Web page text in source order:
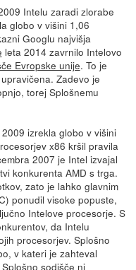
Intelu zaradi zlorabe
globo v višini 1,06
Googlu najvišja
leta 2014 zavrnilo Intelovo
Evropske unije. To je
Zadevo je
torej Splošnemu
izrekla globo v višini
x86 kršil pravila
2007 je Intel izvajal
konkurenta AMD s trga.
zato je lahko glavnim
ponudil visoke popuste,
Intelove procesorje. S
da Intelu
procesorjev. Splošno
v kateri je zahteval
sodišče ni